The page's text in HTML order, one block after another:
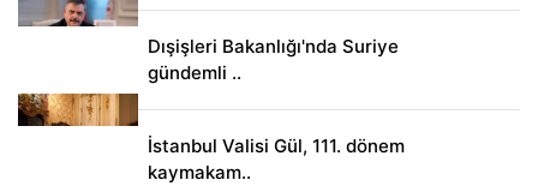
Dışişleri Bakanlığı'nda Suriye
gündemli ..
İstanbul Valisi Gül, 111. dönem
kaymakam..